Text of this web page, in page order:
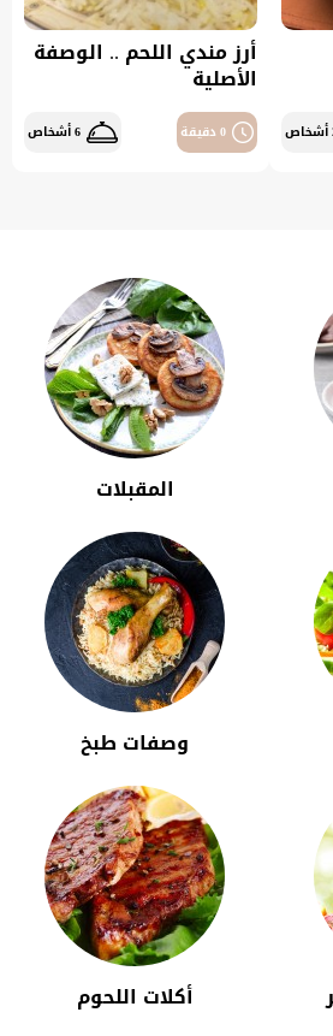
أرز مندي اللحم .. الوصفة
الأصلية
0 دقيقة 6 أشخاص
المقبلات
وصفات طبخ
أكلات اللحوم